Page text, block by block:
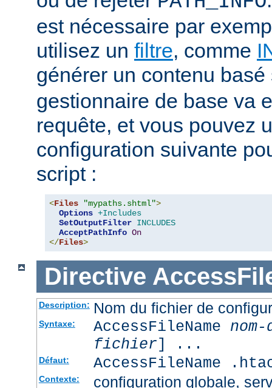
est nécessaire par
utilisez un filtre, comme
générer un contenu
gestionnaire de base va
requête, et vous pouvez
configuration suivante
script :
<Files "mypaths.shtml">
Options +Includes
SetOutputFilter INCLUDES
AcceptPathInfo On
</Files>
Directive
Description: Nom du fichier de
Syntaxe: AccessFileName
fichier] ...
Défaut: AccessFileName
Contexte: configuration globale,